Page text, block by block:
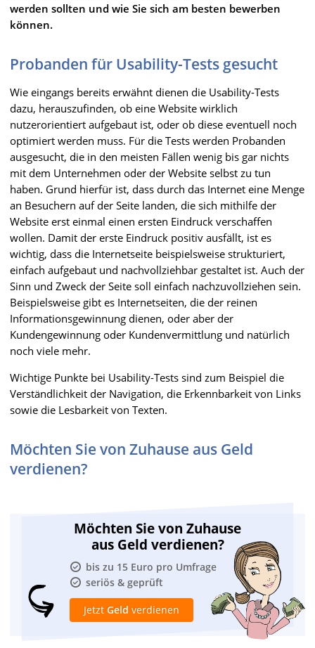
werden sollten und wie Sie sich am besten bewerben
können.
Probanden für Usability-Tests gesucht
Wie eingangs bereits erwähnt dienen die Usability-Tests
dazu, herauszufinden, ob eine Website wirklich
nutzerorientiert aufgebaut ist, oder ob diese eventuell noch
optimiert werden muss. Für die Tests werden Probanden
ausgesucht, die in den meisten Fällen wenig bis gar nichts
mit dem Unternehmen oder der Website selbst zu tun
haben. Grund hierfür ist, dass durch das Internet eine Menge
an Besuchern auf der Seite landen, die sich mithilfe der
Website erst einmal einen ersten Eindruck verschaffen
wollen. Damit der erste Eindruck positiv ausfällt, ist es
wichtig, dass die Internetseite beispielsweise strukturiert,
einfach aufgebaut und nachvollziehbar gestaltet ist. Auch der
Sinn und Zweck der Seite soll einfach nachzuvollziehen sein.
Beispielsweise gibt es Internetseiten, die der reinen
Informationsgewinnung dienen, oder aber der
Kundengewinnung oder Kundenvermittlung und natürlich
noch viele mehr.
Wichtige Punkte bei Usability-Tests sind zum Beispiel die
Verständlichkeit der Navigation, die Erkennbarkeit von Links
sowie die Lesbarkeit von Texten.
Möchten Sie von Zuhause aus Geld
verdienen?
Möchten Sie von Zuhause
aus Geld verdienen?
bis zu 15 Euro pro Umfrage
seriös & geprüft
Jetzt Geld verdienen